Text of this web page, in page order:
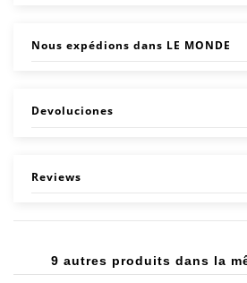
Nous expédions dans LE MONDE
Devoluciones
Reviews
9 autres produits dans la